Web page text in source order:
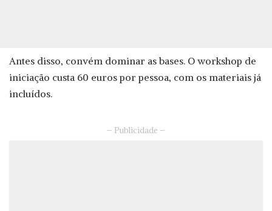
Antes disso, convém dominar as bases. O workshop de
iniciação custa 60 euros por pessoa, com os materiais já
incluídos.
– Publicidade –